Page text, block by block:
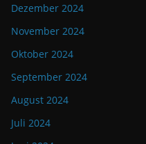
Dezember 2024
November 2024
Oktober 2024
September 2024
August 2024
Juli 2024